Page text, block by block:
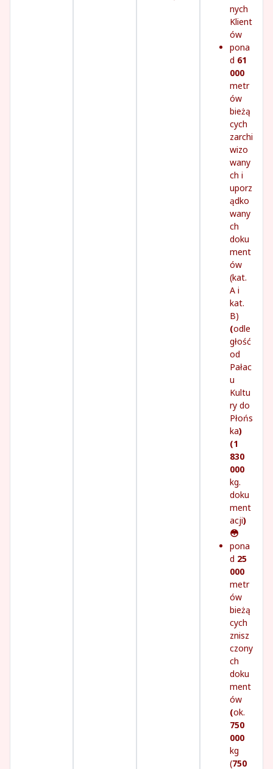
nych
Klient
ów
pona
d 61
000
metr
ów
bieżą
cych
zarchi
wizo
wany
ch i
uporz
ądko
wany
ch
doku
ment
ów
(kat.
A i
kat.
B)
(odle
głość
od
Pałac
u
Kultu
ry do
Płońs
ka)
(1
830
000
kg.
doku
ment
acji)
😳
pona
d 25
000
metr
ów
bieżą
cych
znisz
czony
ch
doku
ment
ów
(ok.
750
000
kg
(750